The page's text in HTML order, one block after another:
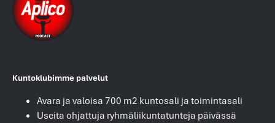
Kuntoklubimme palvelut
Avara ja valoisa 700 m2 kuntosali ja toimintasali
Useita ohjattuja ryhmäliikuntatunteja päivässä